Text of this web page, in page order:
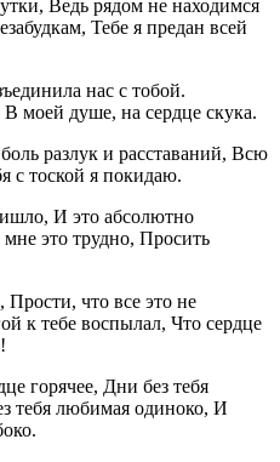
Ведь рядом не находимся
Тебе я предан всей
нас с тобой.
моей душе, на сердце скука.
разлук и расставаний, Всю
с тоской я покидаю.
И это абсолютно
это трудно, Просить
Прости, что все это не
к тебе воспылал, Что сердце
горячее, Дни без тебя
тебя любимая одиноко, И